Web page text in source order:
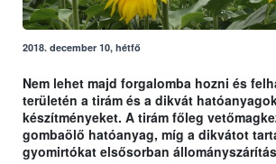
2018. december 10, hétfő
Nem lehet majd forgalomba hozni és
területén a tirám és a dikvát
készítményeket. A tirám főleg
gombaölő hatóanyag, míg a dikvátot
gyomirtókat elsősorban